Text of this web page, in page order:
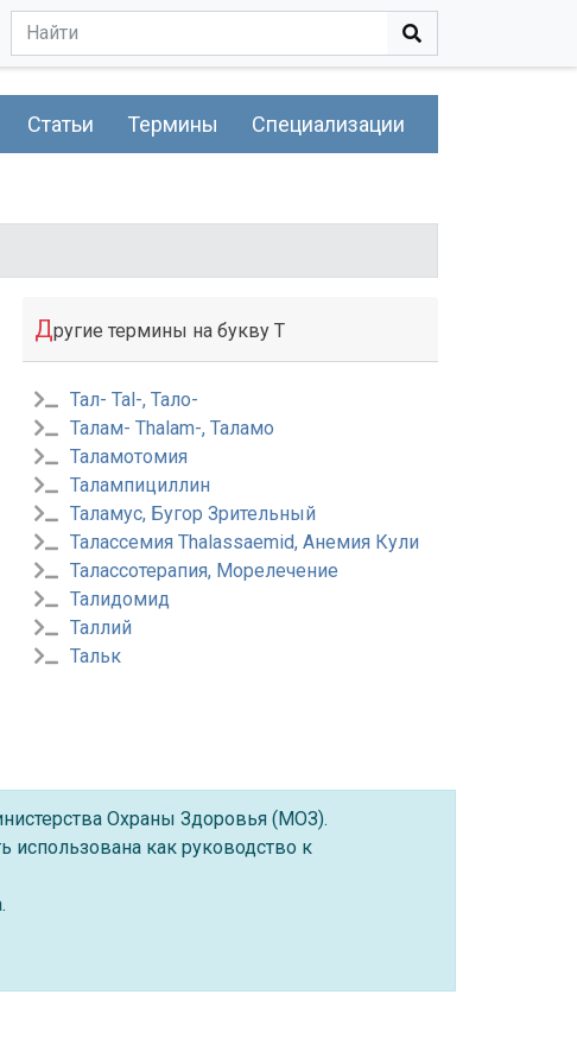
Статьи Термины Специализации
Другие термины на букву Т
Тал- Tal-, Тало-
Талам- Thalam-, Таламо
Таламотомия
Талампициллин
Таламус, Бугор Зрительный
Талассемия Thalassaemid, Анемия Кули
Талассотерапия, Морелечение
Талидомид
Таллий
Тальк
Охраны Здоровья (МОЗ).
как руководство к